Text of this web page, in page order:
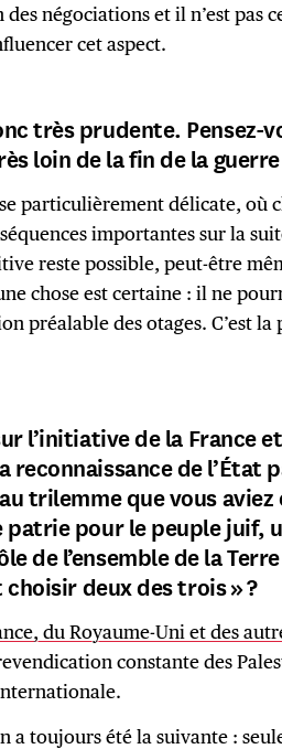
négociations et il n’est pas
cet aspect.
très prudente. Pensez-
loin de la fin de la guerre
particulièrement délicate, où
importantes sur la
reste possible, peut-être
chose est certaine : il ne
préalable des otages. C’est la
l’initiative de la France
reconnaissance de l’État
trilemme que vous aviez
patrie pour le peuple juif,
de l’ensemble de la
deux des trois » ?
du Royaume-Uni et des
constante des
a toujours été la suivante :